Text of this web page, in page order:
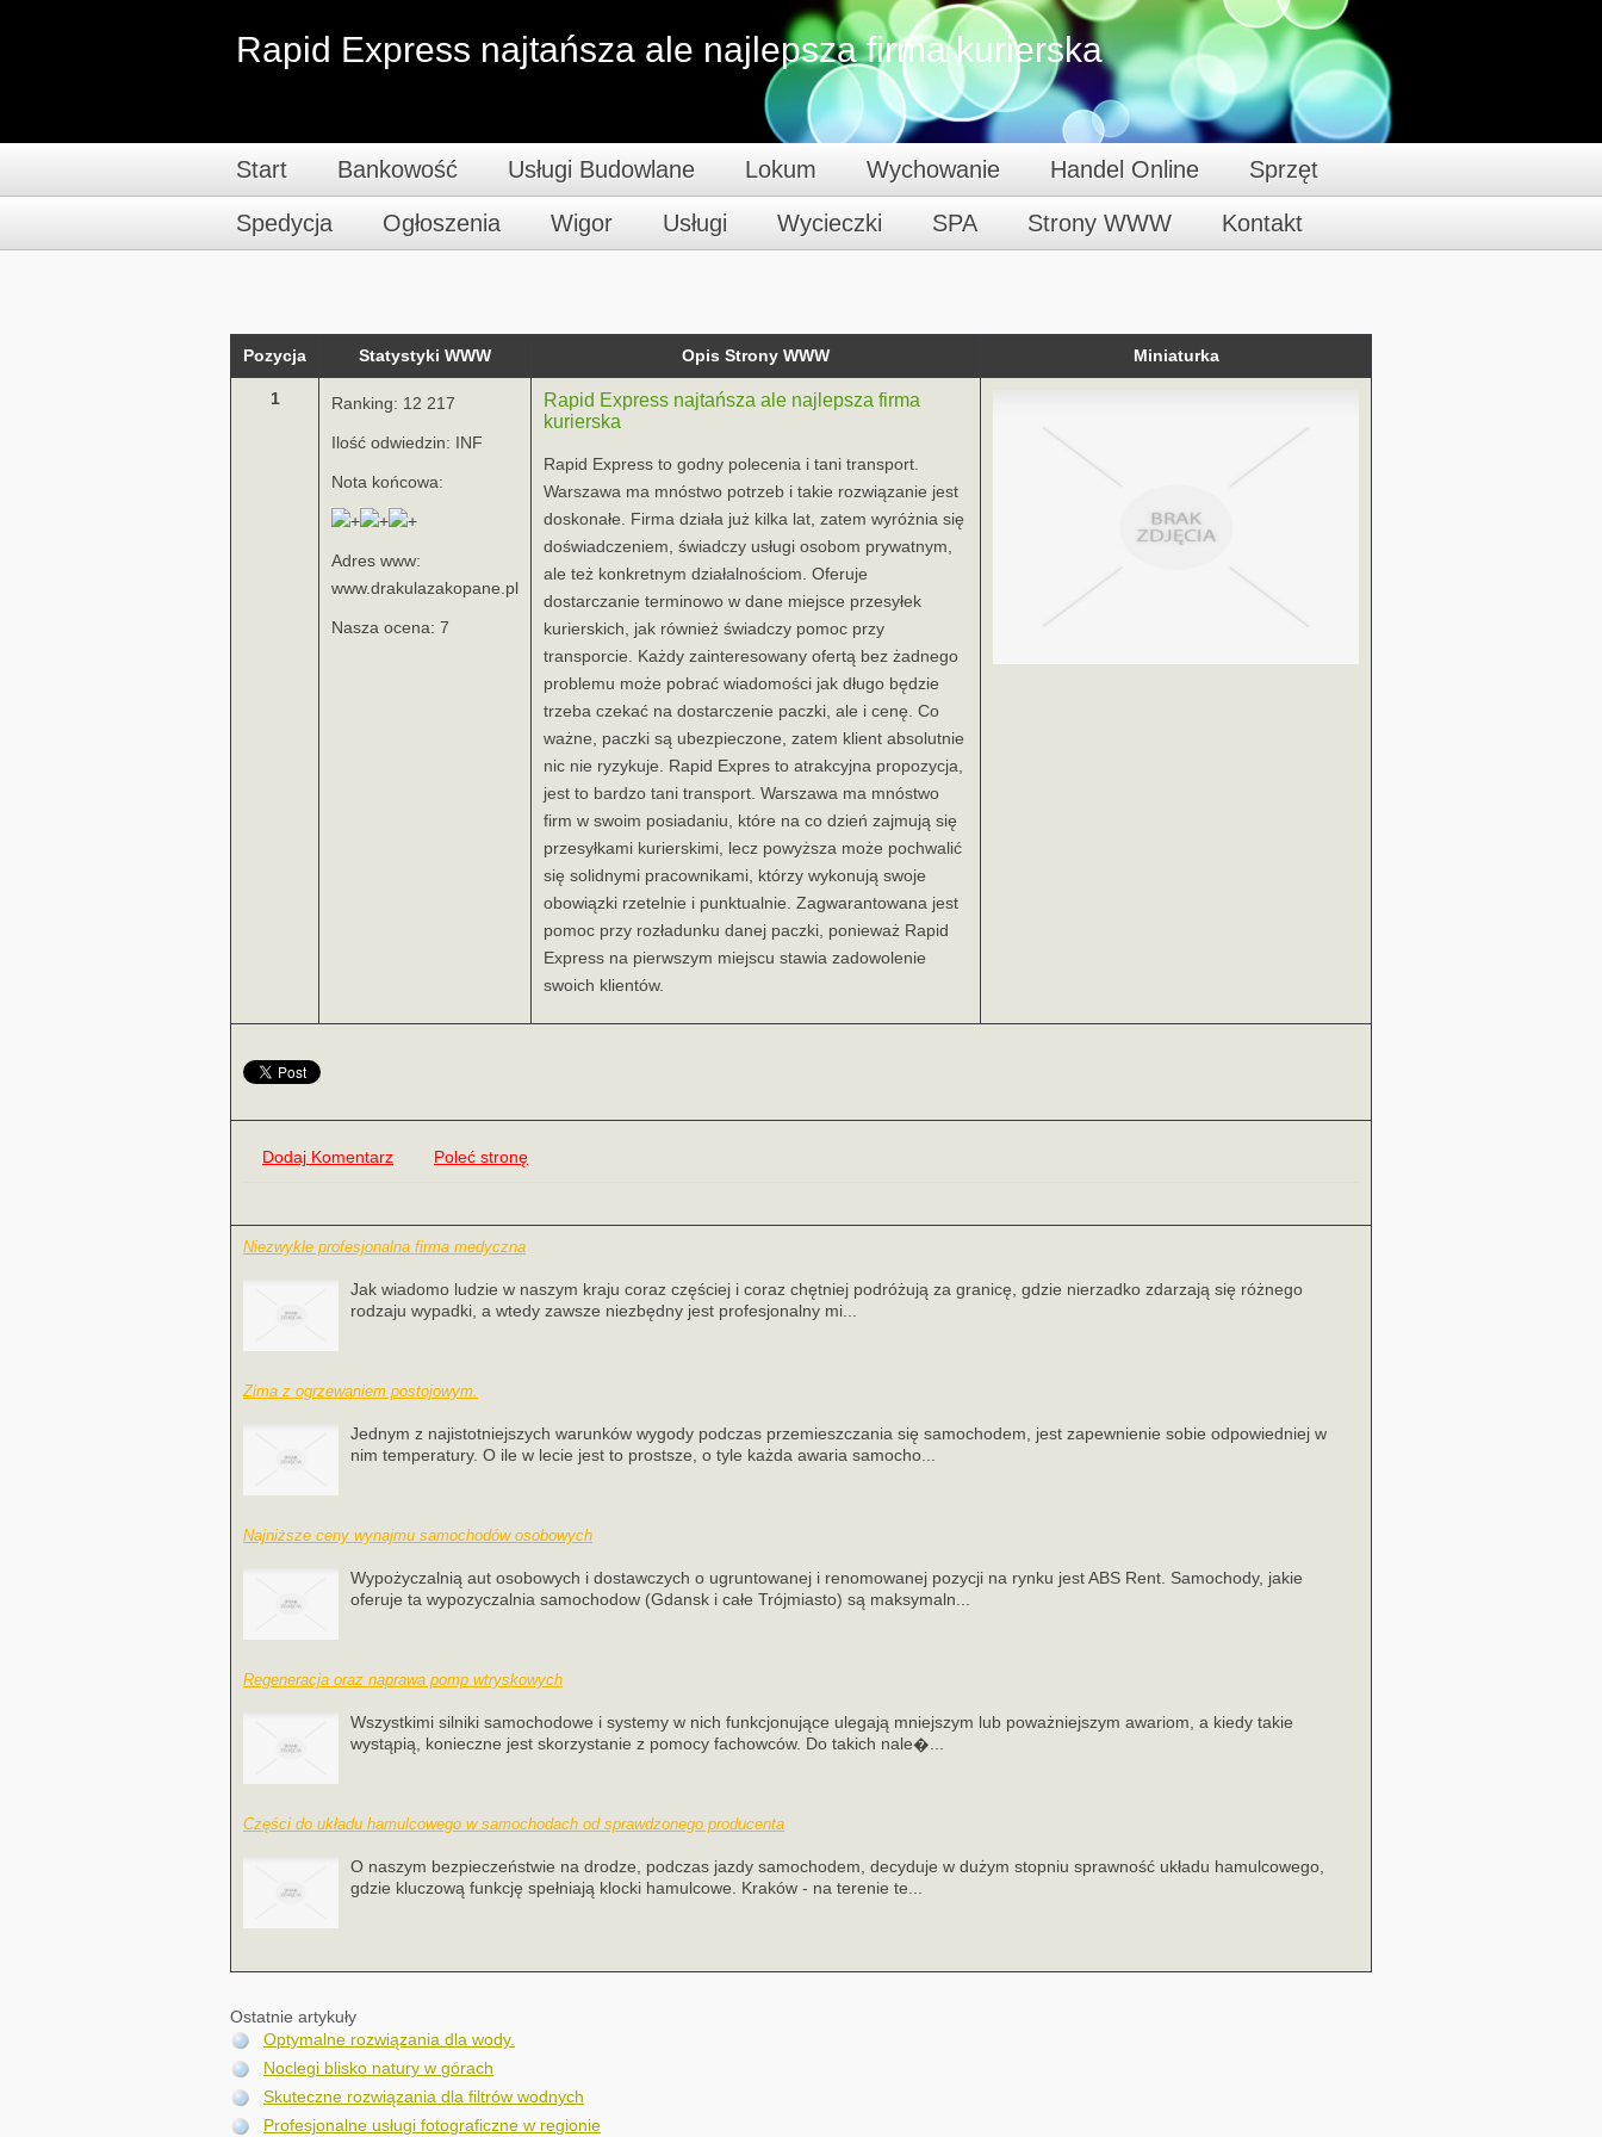
Rapid Express najtańsza ale najlepsza firma kurierska
Start Bankowość Usługi Budowlane Lokum Wychowanie Handel Online Sprzęt
Spedycja Ogłoszenia Wigor Usługi Wycieczki SPA Strony WWW Kontakt
Pozycja Statystyki WWW Opis Strony WWW Miniaturka
1 Ranking: 12 217
Ilość odwiedzin: INF
Nota końcowa:
Adres www:
www.drakulazakopane.pl
Nasza ocena: 7
Rapid Express najtańsza ale najlepsza firma
kurierska
Rapid Express to godny polecenia i tani transport.
Warszawa ma mnóstwo potrzeb i takie rozwiązanie jest
doskonałe. Firma działa już kilka lat, zatem wyróżnia się
doświadczeniem, świadczy usługi osobom prywatnym,
ale też konkretnym działalnościom. Oferuje
dostarczanie terminowo w dane miejsce przesyłek
kurierskich, jak również świadczy pomoc przy
transporcie. Każdy zainteresowany ofertą bez żadnego
problemu może pobrać wiadomości jak długo będzie
trzeba czekać na dostarczenie paczki, ale i cenę. Co
ważne, paczki są ubezpieczone, zatem klient absolutnie
nic nie ryzykuje. Rapid Expres to atrakcyjna propozycja,
jest to bardzo tani transport. Warszawa ma mnóstwo
firm w swoim posiadaniu, które na co dzień zajmują się
przesyłkami kurierskimi, lecz powyższa może pochwalić
się solidnymi pracownikami, którzy wykonują swoje
obowiązki rzetelnie i punktualnie. Zagwarantowana jest
pomoc przy rozładunku danej paczki, ponieważ Rapid
Express na pierwszym miejscu stawia zadowolenie
swoich klientów.
Dodaj Komentarz Poleć stronę
Niezwykle profesjonalna firma medyczna
Jak wiadomo ludzie w naszym kraju coraz częściej i coraz chętniej podróżują za granicę, gdzie nierzadko zdarzają się różnego
rodzaju wypadki, a wtedy zawsze niezbędny jest profesjonalny mi...
Zima z ogrzewaniem postojowym.
Jednym z najistotniejszych warunków wygody podczas przemieszczania się samochodem, jest zapewnienie sobie odpowiedniej w
nim temperatury. O ile w lecie jest to prostsze, o tyle każda awaria samocho...
Najniższe ceny wynajmu samochodów osobowych
Wypożyczalnią aut osobowych i dostawczych o ugruntowanej i renomowanej pozycji na rynku jest ABS Rent. Samochody, jakie
oferuje ta wypozyczalnia samochodow (Gdansk i całe Trójmiasto) są maksymaln...
Regeneracja oraz naprawa pomp wtryskowych
Wszystkimi silniki samochodowe i systemy w nich funkcjonujące ulegają mniejszym lub poważniejszym awariom, a kiedy takie
wystąpią, konieczne jest skorzystanie z pomocy fachowców. Do takich nale�...
Części do układu hamulcowego w samochodach od sprawdzonego producenta
O naszym bezpieczeństwie na drodze, podczas jazdy samochodem, decyduje w dużym stopniu sprawność układu hamulcowego,
gdzie kluczową funkcję spełniają klocki hamulcowe. Kraków - na terenie te...
Ostatnie artykuły
Optymalne rozwiązania dla wody.
Noclegi blisko natury w górach
Skuteczne rozwiązania dla filtrów wodnych
Profesjonalne usługi fotograficzne w regionie